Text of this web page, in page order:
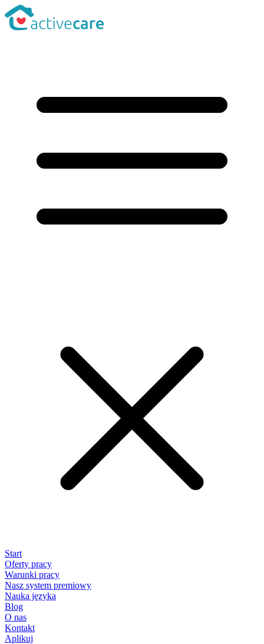
Start
Oferty pracy
Warunki pracy
Nasz system premiowy
Nauka języka
Blog
O nas
Kontakt
Aplikuj